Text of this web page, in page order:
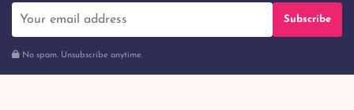
Subscribe
No spam. Unsubscribe anytime.